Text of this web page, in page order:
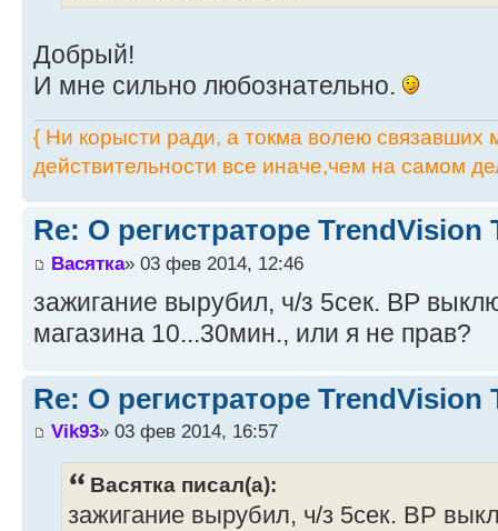
Добрый!
И мне сильно любознательно.
{ Ни корысти ради, а токма волею связавших
действительности все иначе,чем на самом
Re: О регистраторе TrendVision
Васятка» 03 фев 2014, 12:46
зажигание вырубил, ч/з 5сек. ВР
магазина 10...30мин., или я не прав?
Re: О регистраторе TrendVision
Vik93» 03 фев 2014, 16:57
Васятка писал(а):
зажигание вырубил, ч/з 5сек. ВР